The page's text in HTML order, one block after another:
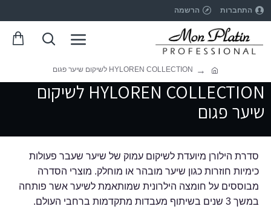
התחברות הרשמה
HYLOREN COLLECTION לשיקום שיער פגום
HYLOREN COLLECTION לשיקום
שיער פגום
סדרת הילורן מיועדת לשיקום עמוק של שיער שעבר פעולות
כימיות חוזרות כגון שיער מובהר או מוחלק. מוצרי הסדרה
מבוססים על חומצה הילרונית שמותאמת לשיער אשר פותחה
במשך 3 שנים בשיתוף מעבדות מתקדמות ברחבי העולם.